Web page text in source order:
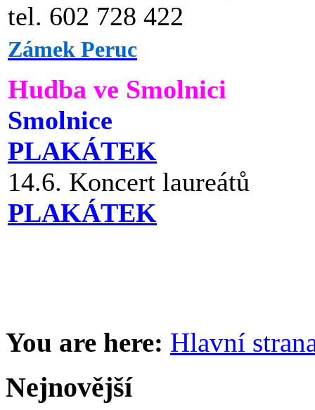
tel. 602 728 422
Zámek Peruc
Hudba ve Smolnici
Smolnice
PLAKÁTEK
14.6. Koncert laureátů
PLAKÁTEK
You are here: Hlavní
Nejnovější